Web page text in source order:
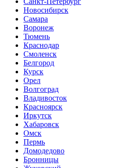
Новосибирск
Самара
Воронеж
Тюмень
Краснодар
Смоленск
Белгород
Курск
Орел
Волгоград
Владивосток
Красноярск
Иркутск
Хабаровск
Омск
Пермь
Домодедово
Бронницы